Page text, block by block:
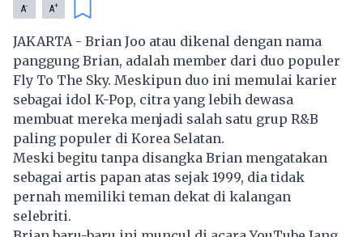
A- A+
JAKARTA - Brian Joo atau dikenal dengan nama
panggung Brian, adalah member dari duo populer
Fly To The Sky. Meskipun duo ini memulai karier
sebagai idol K-Pop, citra yang lebih dewasa
membuat mereka menjadi salah satu grup R&B
paling populer di Korea Selatan.
Meski begitu tanpa disangka Brian mengatakan
sebagai artis papan atas sejak 1999, dia tidak
pernah memiliki teman dekat di kalangan
selebriti.